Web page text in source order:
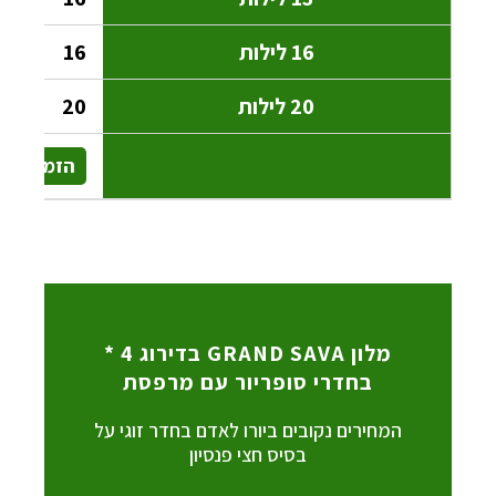
16
20
הזמן
מלון GRAND SAVA בדירוג 4 *
בחדרי סופריור עם מרפסת
המחירים נקובים ביורו לאדם בחדר זוגי על
בסיס חצי פנסיון